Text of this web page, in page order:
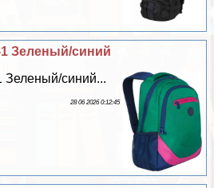
1 Зеленый/синий
Зеленый/синий...
28 06 2026 0:12:45